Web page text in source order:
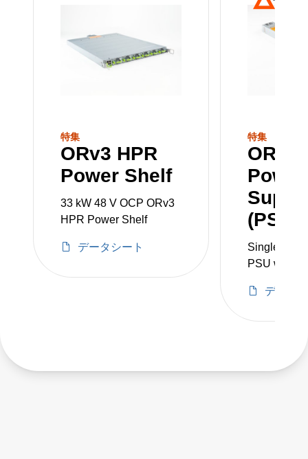
paralleled to achieve high power in n + 1 or n
+ n redundant configurations. Multiple shelves
can be connected in parallel, enabling rack
power levels in excess of 100kW.
the shelf can be configured as star, delta, or
single phase. It includes a slot for a various
monitoring and control options, including the
ORv3 PMC that allows control over Ethernet
(DMTF Redfish® compatible).
PMCs, PSUs and power supplies are sold
separately.
特集
ORv3 HPR
Power Shelf
33 kW 48 V OCP ORv3
HPR Power Shelf
データシート
特集
ORv3
Power
(PSU)
Single-
PSU with
Producing
データ